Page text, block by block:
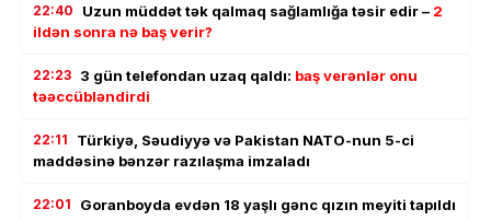
22:40 Uzun müddət tək qalmaq sağlamlığa təsir edir – 2
ildən sonra nə baş verir?
22:23 3 gün telefondan uzaq qaldı: baş verənlər onu
təəccübləndirdi
22:11
Türkiyə, Səudiyyə və Pakistan NATO-nun 5-ci
maddəsinə bənzər razılaşma imzaladı
22:01 Goranboyda evdən 18 yaşlı gənc qızın meyiti tapıldı